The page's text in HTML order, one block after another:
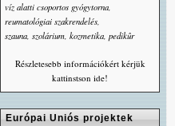
víz alatti csoportos gyógytorna,
reumatológiai szakrendelés,
szauna, szolárium, kozmetika, pedikûr
Részletesebb információkért kérjük
kattinstson ide!
Európai Uniós projektek